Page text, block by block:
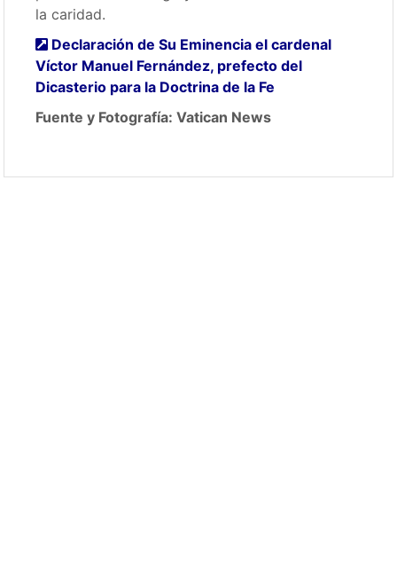
la caridad.
Declaración de Su Eminencia el cardenal
Víctor Manuel Fernández, prefecto del
Dicasterio para la Doctrina de la Fe
Fuente y Fotografía: Vatican News